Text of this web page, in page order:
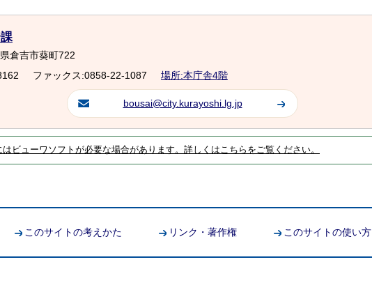
倉吉市葵町722
ファックス:0858-22-1087 場所:本庁舎4階
bousai@city.kurayoshi.lg.jp
ビューワソフトが必要な場合があります。詳しくはこちらをご覧ください。
このサイトの考えかた リンク・著作権 このサイトの使い方